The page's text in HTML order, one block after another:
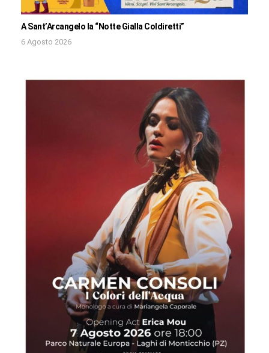
A Sant’Arcangelo la “Notte Gialla Coldiretti”
6 Agosto 2026